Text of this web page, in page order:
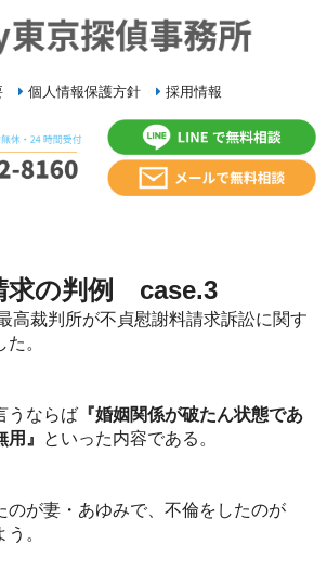
個人情報保護方針 採用情報
求の判例 case.3
高裁判所が不貞慰謝料請求訴訟に関す
。
うならば 『婚姻関係が破たん状態であ
』
といった内容である。
のが妻・あゆみで、不倫をしたのが
。